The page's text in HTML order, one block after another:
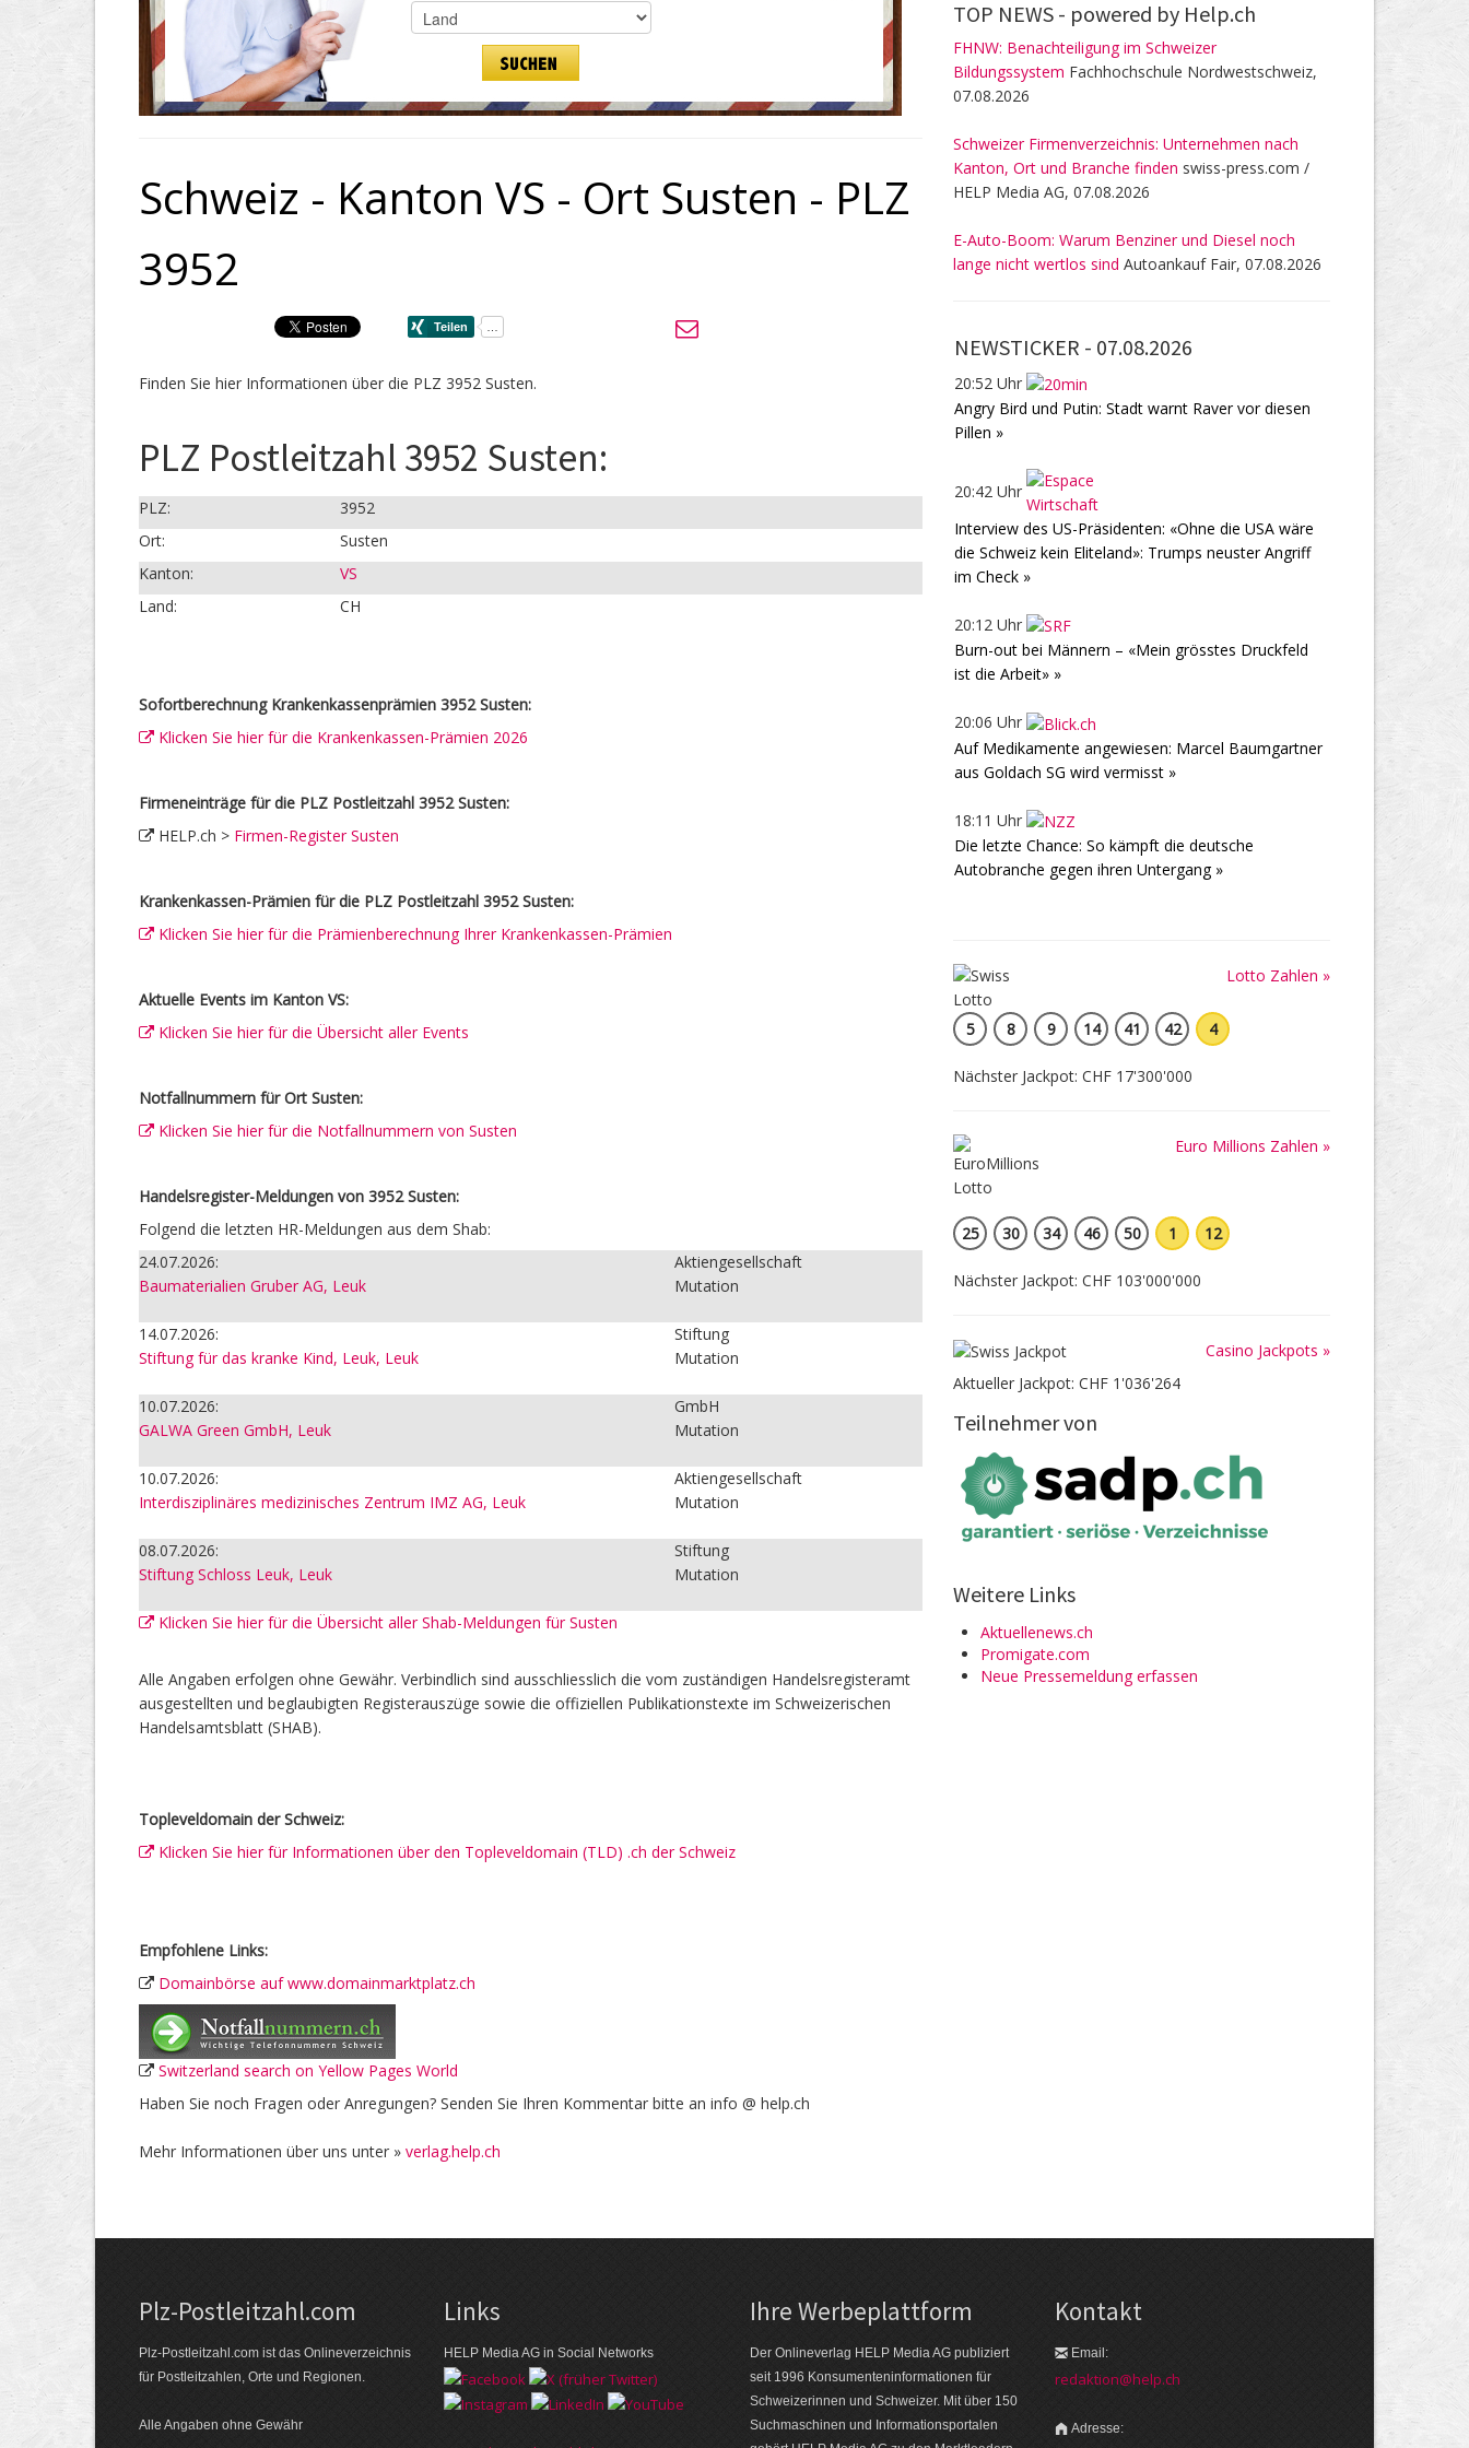
Schweiz - Kanton VS - Ort Susten - PLZ
3952
Finden Sie hier Informationen über die PLZ 3952 Susten.
PLZ Postleitzahl 3952 Susten:
PLZ:
3952
Ort:
Susten
Kanton:
VS
Land:
CH
Sofortberechnung Krankenkassenprämien 3952 Susten:
Klicken Sie hier für die Krankenkassen-Prämien 2026
Firmeneinträge für die PLZ Postleitzahl 3952 Susten:
HELP.ch > Firmen-Register Susten
Krankenkassen-Prämien für die PLZ Postleitzahl 3952 Susten:
Klicken Sie hier für die Prämienberechnung Ihrer Krankenkassen-Prämien
Aktuelle Events im Kanton VS:
Klicken Sie hier für die Übersicht aller Events
Notfallnummern für Ort Susten:
Klicken Sie hier für die Notfallnummern von Susten
Handelsregister-Meldungen von 3952 Susten:
Folgend die letzten HR-Meldungen aus dem Shab:
24.07.2026:
Baumaterialien Gruber AG, Leuk
Aktiengesellschaft
Mutation
14.07.2026:
Stiftung für das kranke Kind, Leuk, Leuk
Stiftung
Mutation
10.07.2026:
GALWA Green GmbH, Leuk
GmbH
Mutation
10.07.2026:
Interdisziplinäres medizinisches Zentrum IMZ AG, Leuk
Aktiengesellschaft
Mutation
08.07.2026:
Stiftung Schloss Leuk, Leuk
Stiftung
Mutation
Klicken Sie hier für die Übersicht aller Shab-Meldungen für Susten
Alle Angaben erfolgen ohne Gewähr. Verbindlich sind ausschliesslich die vom zuständigen Handelsregisteramt
ausgestellten und beglaubigten Registerauszüge sowie die offiziellen Publikationstexte im Schweizerischen
Handelsamtsblatt (SHAB).
Topleveldomain der Schweiz:
Klicken Sie hier für Informationen über den Topleveldomain (TLD) .ch der Schweiz
Empfohlene Links:
Domainbörse auf www.domainmarktplatz.ch
Switzerland search on Yellow Pages World
Haben Sie noch Fragen oder Anregungen? Senden Sie Ihren Kommentar bitte an info @ help.ch
Mehr Informationen über uns unter » verlag.help.ch
TOP NEWS - powered by Help.ch
FHNW: Benachteiligung im Schweizer
Bildungssystem Fachhochschule Nordwestschweiz,
07.08.2026
Schweizer Firmenverzeichnis: Unternehmen nach
Kanton, Ort und Branche finden swiss-press.com /
HELP Media AG, 07.08.2026
E-Auto-Boom: Warum Benziner und Diesel noch
lange nicht wertlos sind Autoankauf Fair, 07.08.2026
NEWSTICKER - 07.08.2026
20:52 Uhr
Angry Bird und Putin: Stadt warnt Raver vor diesen
Pillen »
20:42 Uhr
Interview des US-Präsidenten: «Ohne die USA wäre
die Schweiz kein Eliteland»: Trumps neuster Angriff
im Check »
20:12 Uhr
Burn-out bei Männern – «Mein grösstes Druckfeld
ist die Arbeit» »
20:06 Uhr
Auf Medikamente angewiesen: Marcel Baumgartner
aus Goldach SG wird vermisst »
18:11 Uhr
Die letzte Chance: So kämpft die deutsche
Autobranche gegen ihren Untergang »
Lotto Zahlen »
5 8 9 14 41 42 4
Nächster Jackpot: CHF 17'300'000
Euro Millions Zahlen »
25 30 34 46 50 1 12
Nächster Jackpot: CHF 103'000'000
Casino Jackpots »
Aktueller Jackpot: CHF 1'036'264
Teilnehmer von
Weitere Links
Aktuellenews.ch
Promigate.com
Neue Pressemeldung erfassen
Plz-Postleitzahl.com
Plz-Postleitzahl.com ist das Onlineverzeichnis
für Postleitzahlen, Orte und Regionen.
Alle Angaben ohne Gewähr
Links
HELP Media AG in Social Networks
Ihre Werbeplattform
Der Onlineverlag HELP Media AG publiziert
seit 1996 Konsumenten­informationen für
Schweizerinnen und Schweizer. Mit über 150
Suchmaschinen und Informations­portalen
Kontakt
Email:
redaktion@help.ch
Adresse: